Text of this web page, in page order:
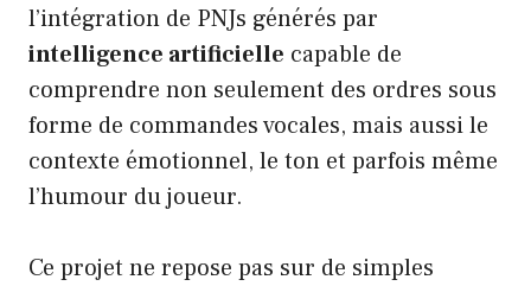
l’intégration de PNJs générés par
intelligence artificielle capable de
comprendre non seulement des ordres sous
forme de commandes vocales, mais aussi le
contexte émotionnel, le ton et parfois même
l’humour du joueur.
Ce projet ne repose pas sur de simples